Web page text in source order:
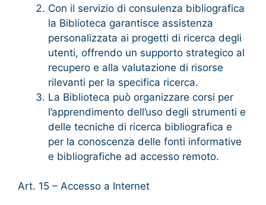
Con il servizio di consulenza bibliografica
la Biblioteca garantisce assistenza
personalizzata ai progetti di ricerca degli
utenti, offrendo un supporto strategico al
recupero e alla valutazione di risorse
rilevanti per la specifica ricerca.
La Biblioteca può organizzare corsi per
l’apprendimento dell’uso degli strumenti e
delle tecniche di ricerca bibliografica e
per la conoscenza delle fonti informative
e bibliografiche ad accesso remoto.
Art. 15 – Accesso a Internet